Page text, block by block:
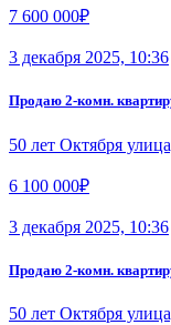
7 600 000₽
3 декабря 2025, 10:36
Продаю 2-комн.
50 лет Октября
6 100 000₽
3 декабря 2025, 10:36
Продаю 2-комн.
50 лет Октября